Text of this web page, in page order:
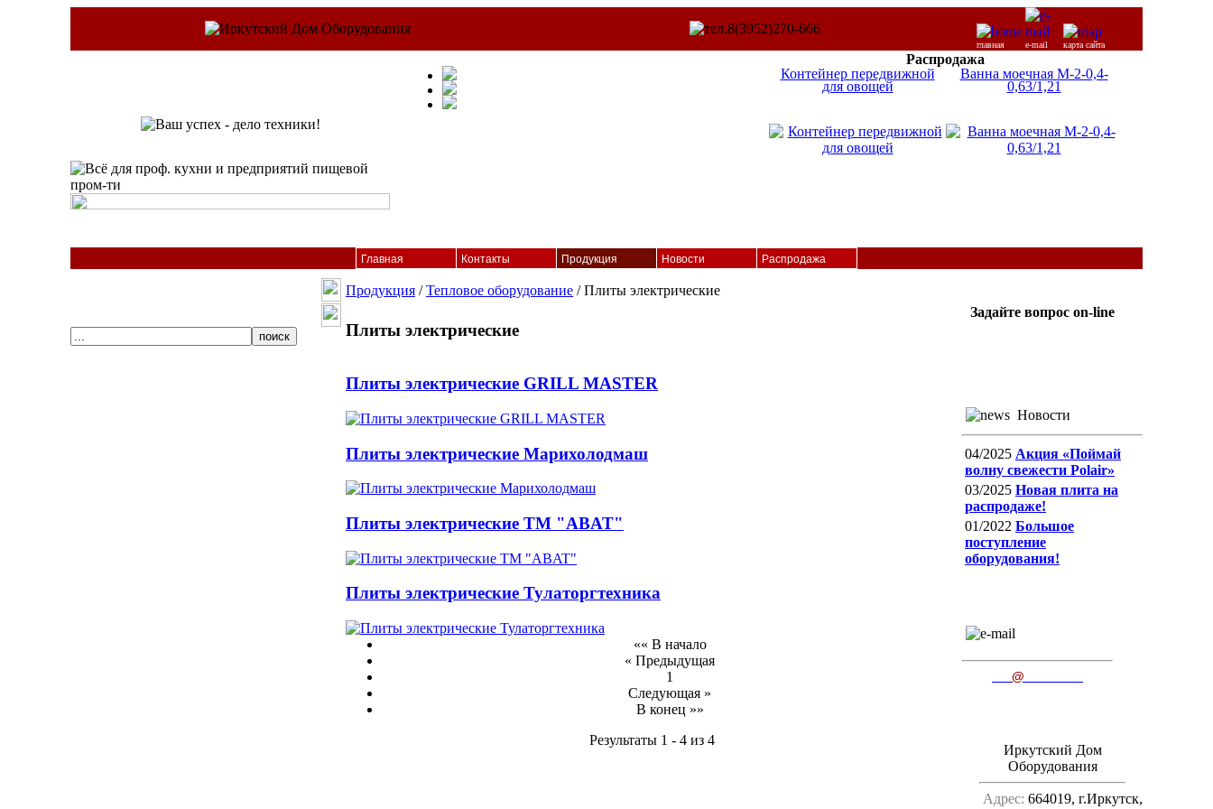
главная e-mail карта сайта
Распродажа
Контейнер передвижной
для овощей
Ванна моечная М-2-0,4-
0,63/1,21
Главная Контакты Продукция Новости Распродажа
Продукция /Тепловое оборудование / Плиты электрические
Плиты электрические
Плиты электрические GRILL MASTER
Плиты электрические Марихолодмаш
Плиты электрические ТМ "ABAT"
Плиты электрические Тулаторгтехника
«« В начало
« Предыдущая
1
Следующая »
В конец »»
Результаты 1 - 4 из 4
Задайте вопрос on-line
Новости
04/2025 Акция «Поймай
волну свежести Polair»
03/2025 Новая плита на
распродаже!
01/2022 Большое
поступление
оборудования!
@
Иркутский Дом
Оборудования
Адрес: 664019, г.Иркутск,